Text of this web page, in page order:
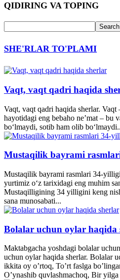
QIDIRING VA TOPING
SHE'RLAR TO'PLAMI
Vaqt, vaqt qadri haqida
Vaqt, vaqt qadri haqida sherlar.
hayotidagi eng bebaho ne’mat – bu
bo‘lmaydi, sotib ham olib
Mustaqilik bayrami
Mustaqilik bayrami rasmlari 34-
yurtimiz o‘z tarixidagi eng muhim
Mustaqilligining 34 yilligini keng
sana munosabati...
Bolalar uchun oylar haqida
Maktabgacha yoshdagi bolalar
uchun oylar haqida sherlar. Bolalar
ikkita oy o’rtoq, To’rt faslga
O’ynashib quvlashmachoq, Bir yilga